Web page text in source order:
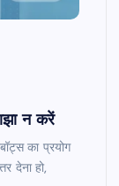
न करें
का प्रयोग
देना हो,